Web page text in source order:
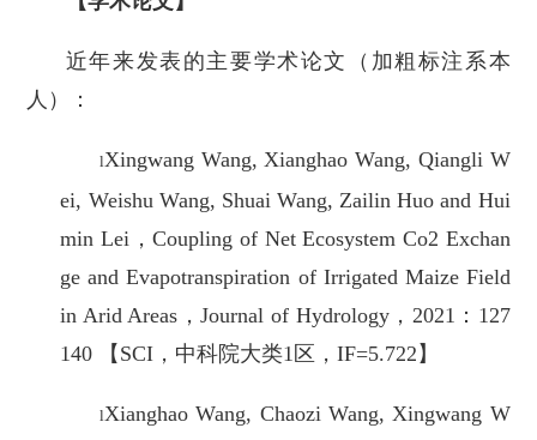
近年来发表的主要学术论文（加粗标注系本
人）：
lXingwang Wang, Xianghao Wang, Qiangli W
ei, Weishu Wang, Shuai Wang, Zailin Huo and Hui
min Lei，Coupling of Net Ecosystem Co2 Exchan
ge and Evapotranspiration of Irrigated Maize Field
in Arid Areas，Journal of Hydrology，2021：127
140 【SCI，中科院大类1区，IF=5.722】
lXianghao Wang, Chaozi Wang, Xingwang W